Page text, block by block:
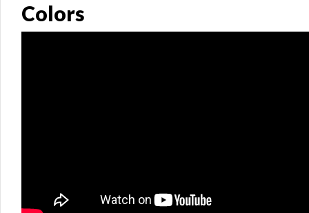
Colors